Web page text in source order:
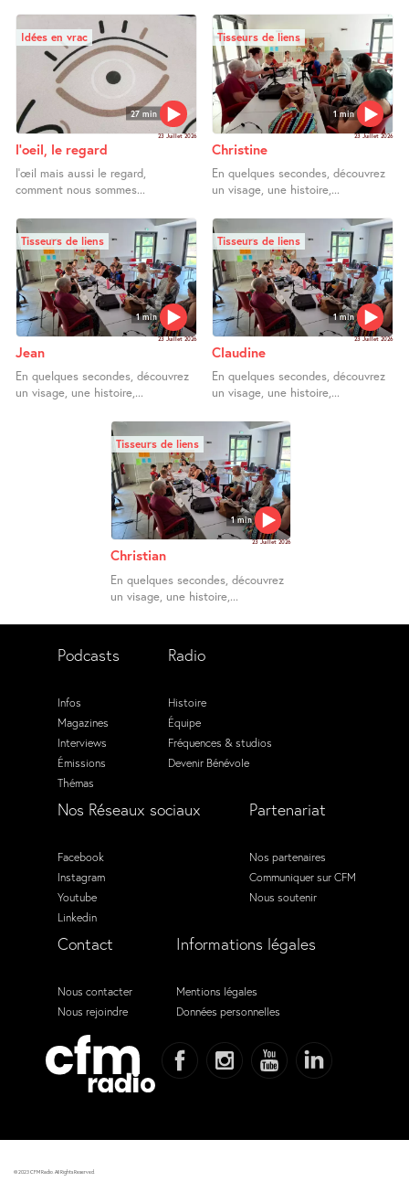
27 min
Idées en vrac
23 Juillet 2026
l’oeil, le regard
l’œil mais aussi le regard,
comment nous sommes...
1 min
Tisseurs de liens
23 Juillet 2026
Christine
En quelques secondes, découvrez
un visage, une histoire,...
1 min
Tisseurs de liens
23 Juillet 2026
Jean
En quelques secondes, découvrez
un visage, une histoire,...
1 min
Tisseurs de liens
23 Juillet 2026
Claudine
En quelques secondes, découvrez
un visage, une histoire,...
1 min
Tisseurs de liens
23 Juillet 2026
Christian
En quelques secondes, découvrez
un visage, une histoire,...
Podcasts
Infos
Magazines
Interviews
Émissions
Thémas
Radio
Histoire
Équipe
Fréquences & studios
Devenir Bénévole
Nos Réseaux sociaux
Facebook
Instagram
Youtube
Linkedin
Partenariat
Nos partenaires
Communiquer sur CFM
Nous soutenir
Contact
Nous contacter
Nous rejoindre
Informations légales
Mentions légales
Données personnelles
© 2023 CFM Radio. All Rights Reserved.